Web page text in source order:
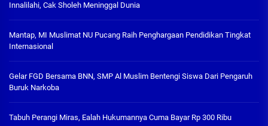
Innalilahi, Cak Sholeh Meninggal Dunia
Mantap, MI Muslimat NU Pucang Raih Penghargaan Pendidikan Tingkat
Internasional
Gelar FGD Bersama BNN, SMP Al Muslim Bentengi Siswa Dari Pengaruh
Buruk Narkoba
Tabuh Perangi Miras, Ealah Hukumannya Cuma Bayar Rp 300 Ribu